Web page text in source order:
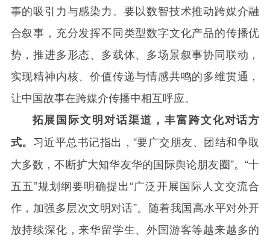
事的吸引力与感染力。要以数智技术推动跨媒介融
合叙事，充分发挥不同类型数字文化产品的传播优
势，推进多形态、多载体、多场景叙事协同联动，
实现精神内核、价值传递与情感共鸣的多维贯通，
让中国故事在跨媒介传播中相互呼应。
拓展国际文明对话渠道，丰富跨文化对话方
式。 习近平总书记指出，“要广交朋友、团结和争取
大多数，不断扩大知华友华的国际舆论朋友圈”。“十
五五”规划纲要明确提出“广泛开展国际人文交流合
作，加强多层次文明对话”。随着我国高水平对外开
放持续深化，来华留学生、外国游客等越来越多的